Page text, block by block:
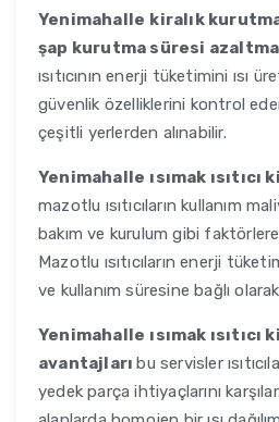
Yenimahalle kiralık
şap kurutma süresi
ısıtıcının enerji tüketimini ısı
güvenlik özelliklerini kontrol
çeşitli yerlerden alınabilir.
Yenimahalle ısımak
mazotlu ısıtıcıların kullanım
bakım ve kurulum gibi
Mazotlu ısıtıcıların enerji
ve kullanım süresine bağlı
Yenimahalle ısımak ısıtıcı
avantajlarıbu servisler
yedek parça ihtiyaçlarını